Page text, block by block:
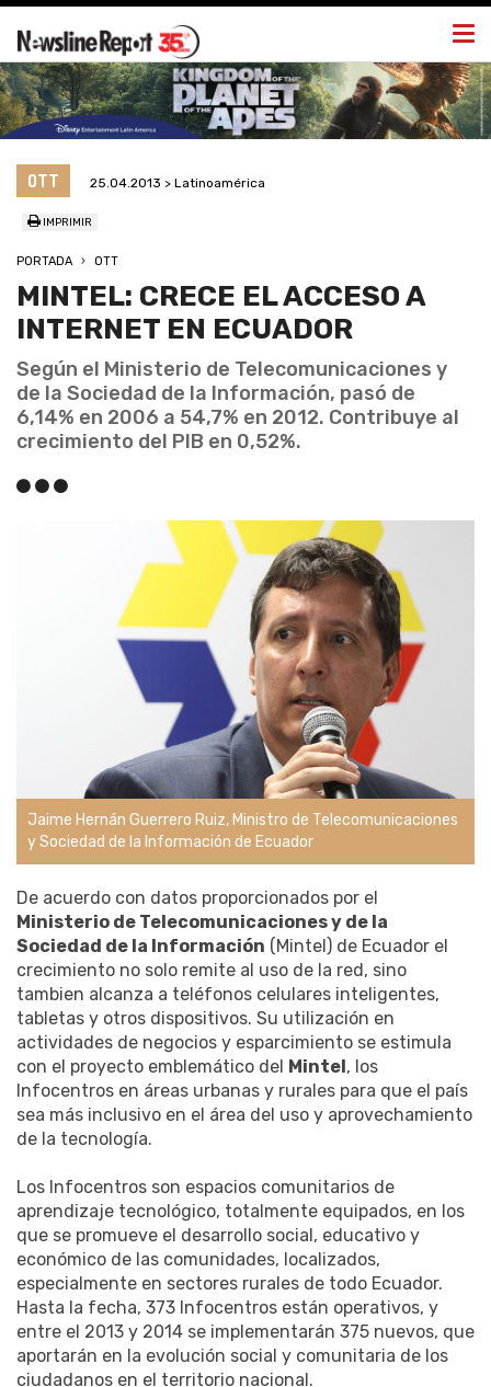
OTT 25.04.2013 > Latinoamérica
IMPRIMIR
PORTADA OTT
MINTEL: CRECE EL ACCESO A
INTERNET EN ECUADOR
Según el Ministerio de Telecomunicaciones y
de la Sociedad de la Información, pasó de
6,14% en 2006 a 54,7% en 2012. Contribuye al
crecimiento del PIB en 0,52%.
Jaime Hernán Guerrero Ruiz, Ministro de Telecomunicaciones
y Sociedad de la Información de Ecuador
De acuerdo con datos proporcionados por el
Ministerio de Telecomunicaciones y de la
Sociedad de la Información (Mintel) de Ecuador el
crecimiento no solo remite al uso de la red, sino
tambien alcanza a teléfonos celulares inteligentes,
tabletas y otros dispositivos. Su utilización en
actividades de negocios y esparcimiento se estimula
con el proyecto emblemático del Mintel, los
Infocentros en áreas urbanas y rurales para que el país
sea más inclusivo en el área del uso y aprovechamiento
de la tecnología.
Los Infocentros son espacios comunitarios de
aprendizaje tecnológico, totalmente equipados, en los
que se promueve el desarrollo social, educativo y
económico de las comunidades, localizados,
especialmente en sectores rurales de todo Ecuador.
Hasta la fecha, 373 Infocentros están operativos, y
entre el 2013 y 2014 se implementarán 375 nuevos, que
aportarán en la evolución social y comunitaria de los
ciudadanos en el territorio nacional.